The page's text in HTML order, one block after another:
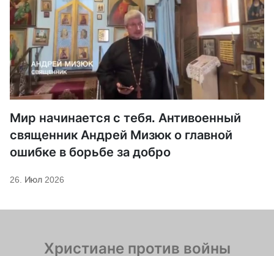
Мир начинается с тебя. Антивоенный
священник Андрей Мизюк о главной
ошибке в борьбе за добро
26. Июл 2026
Христиане против войны